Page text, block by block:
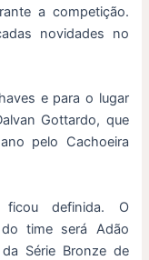
a competição.
novidades no
e para o lugar
Gottardo, que
pelo Cachoeira
definida. O
time será Adão
Série Bronze de